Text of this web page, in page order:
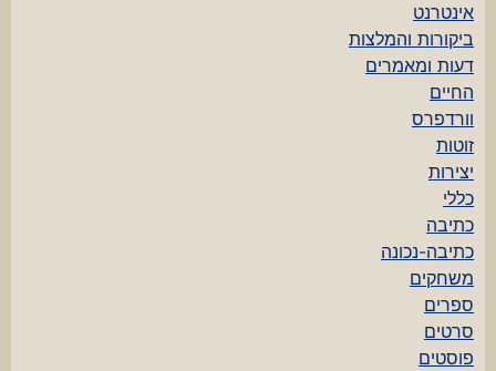
אינטרנט
ביקורות והמלצות
דעות ומאמרים
החיים
וורדפרס
זוטות
יצירות
כללי
כתיבה
כתיבה-נכונה
משחקים
ספרים
סרטים
פוסטים